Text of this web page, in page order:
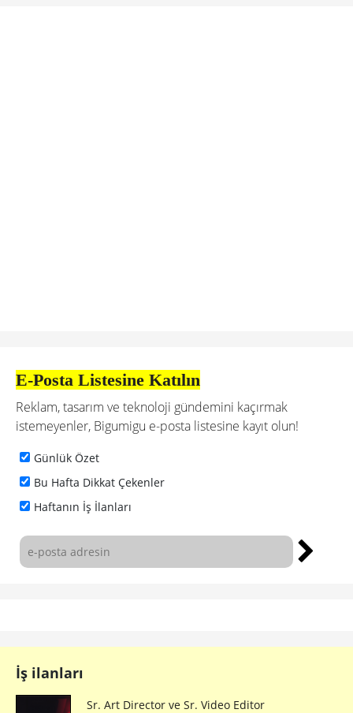
E-Posta Listesine Katılın
Reklam, tasarım ve teknoloji gündemini kaçırmak
istemeyenler, Bigumigu e-posta listesine kayıt olun!
Günlük Özet
Bu Hafta Dikkat Çekenler
Haftanın İş İlanları
İş ilanları
Sr. Art Director ve Sr. Video Editor